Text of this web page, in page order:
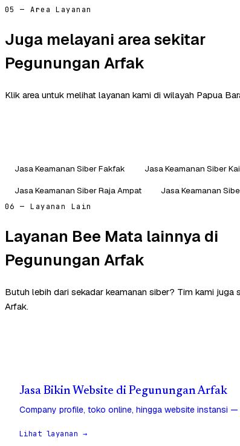
05 — Area Layanan
Juga melayani area sekitar
Pegunungan Arfak
Klik area untuk melihat layanan kami di wilayah Papua
Jasa Keamanan Siber Fakfak Jasa Keamanan Siber
Jasa Keamanan Siber Raja Ampat
Jasa Keamanan
06 — Layanan Lain
Layanan Bee Mata lainnya di
Pegunungan Arfak
Butuh lebih dari sekadar keamanan siber? Tim kami juga
Arfak.
Jasa Bikin Website di Pegunungan Arfak
Company profile, toko online, hingga website instansi
Lihat layanan →